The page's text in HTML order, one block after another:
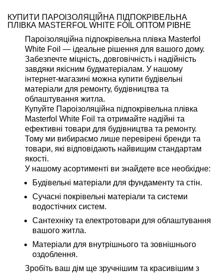
КУПИТИ ПАРОІЗОЛЯЦІЙНА ПІДПОКРІВЕЛЬНА
ПЛІВКА MASTERFOL WHITE FOIL ОПТОМ РІВНЕ
Пароізоляційна підпокрівельна плівка Masterfol
White Foil — ідеальне рішення для вашого дому.
Забезпечте міцність, довговічність і надійність
завдяки якісним будматеріалам. У нашому
інтернет-магазині можна купити будівельні
матеріали для ремонту, будівництва та
облаштування житла.
Купуйте Пароізоляційна підпокрівельна плівка
Masterfol White Foil та отримайте надійні та
ефективні товари для будівництва та ремонту.
Тому ми вибираємо лише перевірені бренди та
товари, які відповідають найвищим стандартам
якості.
У нашому асортименті ви знайдете все необхідне:
Будівельні матеріали для фундаменту та стін.
Сучасні покрівельні матеріали та системи
водостічних систем.
Сантехніку та електротовари для облаштування
вашого житла.
Матеріали для внутрішнього та зовнішнього
оздоблення.
Зробіть ваш дім ще зручнішим та красивішим з